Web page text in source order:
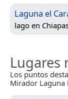
Laguna el
lago en
Lugares
Los puntos
Mirador Laguna